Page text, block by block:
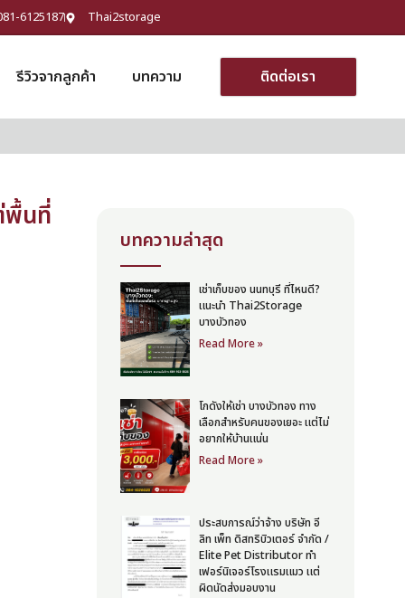
6125187 Thai2storage
รีวิวจากลูกค้า บทความ ติดต่อเรา
พื้นที่
บทความล่าสุด
เช่าเก็บของ นนทบุรี ที่ไหนดี?
แนะนำ Thai2Storage
บางบัวทอง
Read More »
โกดังให้เช่า บางบัวทอง ทาง
เลือกสำหรับคนของเยอะ แต่ไม่
อยากให้บ้านแน่น
Read More »
ประสบการณ์ว่าจ้าง บริษัท อี
ลิท เพ็ท ดิสทริบิวเตอร์ จำกัด /
Elite Pet Distributor ทำ
เฟอร์นิเจอร์โรงแรมแมว แต่
ผิดนัดส่งมอบงาน